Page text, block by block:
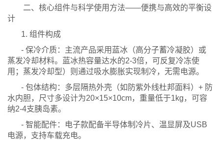
二、核心组件与科学使用方法——便携与高效的平衡设
计
1. 组件构成
- 保冷介质：主流产品采用蓝冰（高分子蓄冷凝胶）或
蒸发冷却材料。蓝冰热容量达水的2-3倍，可反复冷冻使
用；蒸发冷却型）则通过吸水膨胀实现制冷，无需电源。
- 包体结构：多层隔热外壳（如防紫外线杜邦面料）+ 防
水内胆，尺寸多设计为20×15×10cm，重量低于1kg，可容
纳2-4支胰岛素。
- 智能配件：电子款配备半导体制冷片、温显屏及USB
电源，支持车载充电。